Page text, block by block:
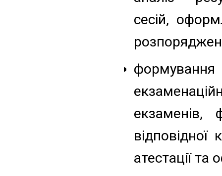
сесій,
екзаменів,
відповідної
атестації та